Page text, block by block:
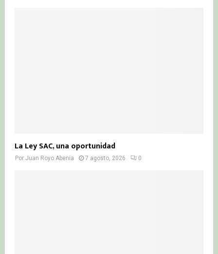
La Ley SAC, una oportunidad
Por Juan Royo Abenia 7 agosto, 2026 0